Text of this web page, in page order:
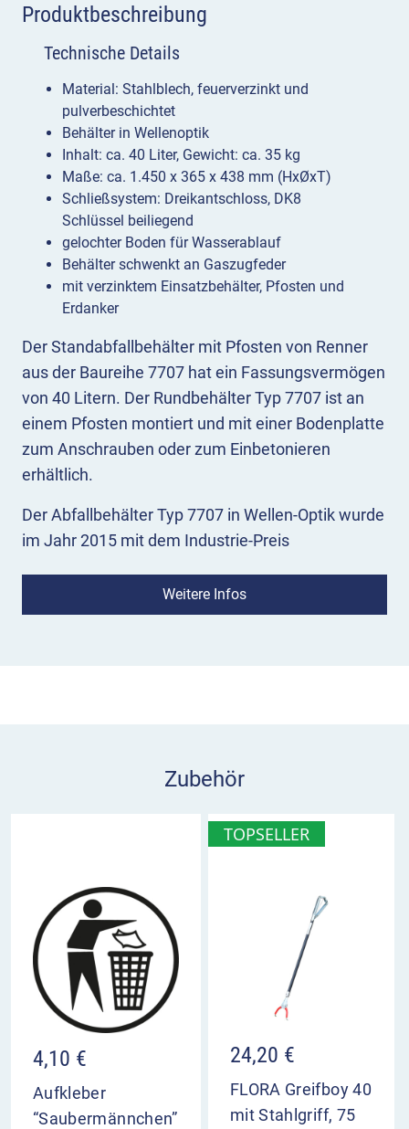
Produktbeschreibung
Der Standabfallbehälter mit Pfosten von Renner
aus der Baureihe 7707 hat ein Fassungsvermögen
von 40 Litern. Der Rundbehälter Typ 7707 ist an
einem Pfosten montiert und mit einer Bodenplatte
zum Anschrauben oder zum Einbetonieren
erhältlich.
Der Abfallbehälter Typ 7707 in Wellen-Optik wurde
im Jahr 2015 mit dem Industrie-Preis
oberen Ende des Pfostens lässt sich der Behälter
lösen und anschließend nach vorne kippen. Dies
wir uns auf Ihre Kontaktaufnahme.
Behälter: Stahlblech 2,0 mm
Deckelscheibe: Stahlblech 6,0 mm
Pfosten: Quadratrohr 60 x 60 x 3 mm
Einsatzbehälter: Stahlblech feuerverzinkt 0,75
mm
Technisch bedingt erscheinen Farbausführungen
auf Ihrem Endgerät möglicherweise abweichend
zu dem tatsächlich geliefertem Produkt.
Weitere Infos
Technische Details
Material: Stahlblech, feuerverzinkt und
pulverbeschichtet
Behälter in Wellenoptik
Inhalt: ca. 40 Liter, Gewicht: ca. 35 kg
Maße: ca. 1.450 x 365 x 438 mm (HxØxT)
Schließsystem: Dreikantschloss, DK8
Schlüssel beiliegend
gelochter Boden für Wasserablauf
Behälter schwenkt an Gaszugfeder
mit verzinktem Einsatzbehälter, Pfosten und
Erdanker
Zubehör
4,10 €
Aufkleber
“Saubermännchen”
TOPSELLER
24,20 €
FLORA Greifboy 40
mit Stahlgriff, 75